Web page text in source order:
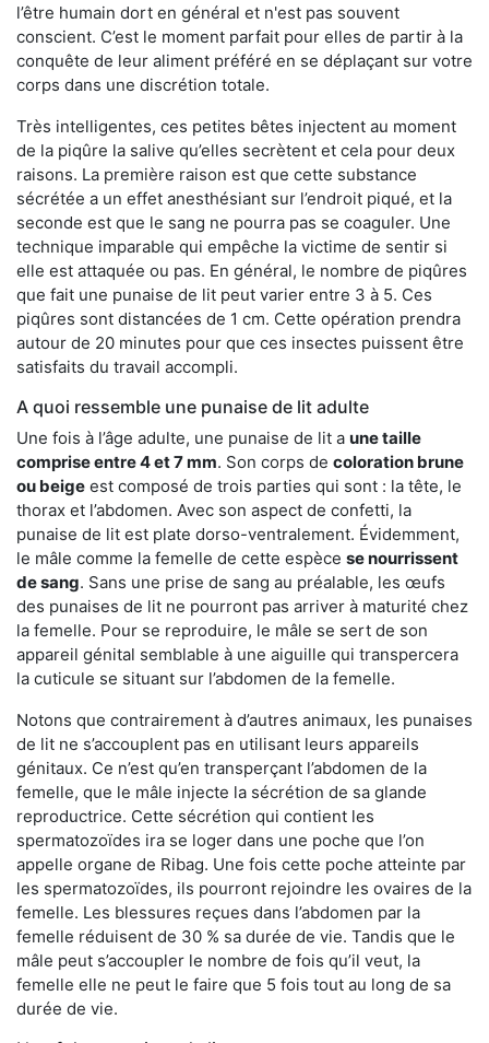
l’être humain dort en général et n'est pas souvent
conscient. C’est le moment parfait pour elles de partir à la
conquête de leur aliment préféré en se déplaçant sur votre
corps dans une discrétion totale.
Très intelligentes, ces petites bêtes injectent au moment
de la piqûre la salive qu’elles secrètent et cela pour deux
raisons. La première raison est que cette substance
sécrétée a un effet anesthésiant sur l’endroit piqué, et la
seconde est que le sang ne pourra pas se coaguler. Une
technique imparable qui empêche la victime de sentir si
elle est attaquée ou pas. En général, le nombre de piqûres
que fait une punaise de lit peut varier entre 3 à 5. Ces
piqûres sont distancées de 1 cm. Cette opération prendra
autour de 20 minutes pour que ces insectes puissent être
satisfaits du travail accompli.
A quoi ressemble une punaise de lit adulte
Une fois à l’âge adulte, une punaise de lit a une taille
comprise entre 4 et 7 mm. Son corps de coloration brune
ou beige est composé de trois parties qui sont : la tête, le
thorax et l’abdomen. Avec son aspect de confetti, la
punaise de lit est plate dorso-ventralement. Évidemment,
le mâle comme la femelle de cette espèce se nourrissent
de sang. Sans une prise de sang au préalable, les œufs
des punaises de lit ne pourront pas arriver à maturité chez
la femelle. Pour se reproduire, le mâle se sert de son
appareil génital semblable à une aiguille qui transpercera
la cuticule se situant sur l’abdomen de la femelle.
Notons que contrairement à d’autres animaux, les punaises
de lit ne s’accouplent pas en utilisant leurs appareils
génitaux. Ce n’est qu’en transperçant l’abdomen de la
femelle, que le mâle injecte la sécrétion de sa glande
reproductrice. Cette sécrétion qui contient les
spermatozoïdes ira se loger dans une poche que l’on
appelle organe de Ribag. Une fois cette poche atteinte par
les spermatozoïdes, ils pourront rejoindre les ovaires de la
femelle. Les blessures reçues dans l’abdomen par la
femelle réduisent de 30 % sa durée de vie. Tandis que le
mâle peut s’accoupler le nombre de fois qu’il veut, la
femelle elle ne peut le faire que 5 fois tout au long de sa
durée de vie.